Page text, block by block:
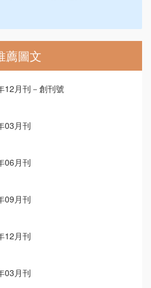
薦圖文
12月刊－創刊號
03月刊
06月刊
09月刊
12月刊
03月刊